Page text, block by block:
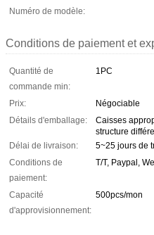
Numéro de modèle:
Conditions de paiement et
Quantité de
commande min:
1PC
Prix:
Négociable
Détails d'emballage:
Caisses
structure
Délai de livraison:
5~25 jours de
Conditions de
paiement:
T/T, Paypal,
Capacité
d'approvisionnement:
500pcs/mon